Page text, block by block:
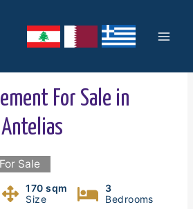
For Sale in
Antelias
For Sale
170 sqm
Size
3
Bedrooms